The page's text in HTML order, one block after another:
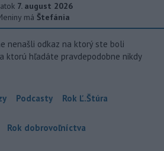
7. august 2026
má Štefánia
nenašli odkaz na ktorý ste boli
ktorú hľadáte pravdepodobne nikdy
Podcasty Rok Ľ.Štúra
Rok dobrovoľníctva